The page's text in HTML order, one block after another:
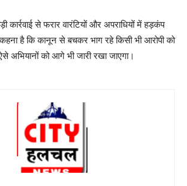
कार्रवाई से फरार वारंटियों और अपराधियों में हड़कंप
है कि कानून से बचकर भाग रहे किसी भी आरोपी को
अभियानों को आगे भी जारी रखा जाएगा।